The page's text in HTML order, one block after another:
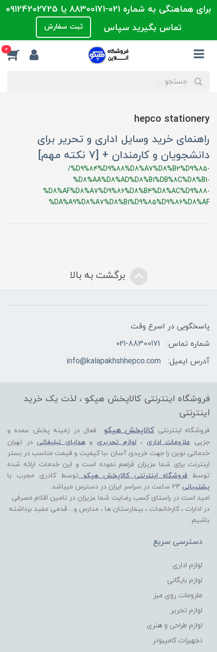
برای هماهنگی به شماره 021-88300171 یا 09124202725
تماس بگیرید سپاس
ثبت سفارش
0
hepco stationery
راهنمای خرید وسایل اداری و تحریر برای
دانشجویان و کارمندان + [7 نکته مهم]
/%D9%84%D9%88%D8%A7%D8%B2%D9%85-
%D8%AA%D8%AD%D8%B1%DB%8C%D8%B1-
%D8%AF%D8%A7%D9%86%D8%B4%D8%AC%D9%88-
%DA%A9%D8%A7%D8%B1%D9%85%D9%86%D8%AF
برگشت به بالا
پاسخگویی در اسرع وقت
شماره تماس:
021-88300171
آدرس ایمیل:
info@kalapakhshhepco.com
فروشگاه اینترنتی کالاپخش هپکو ، لذت یک خرید
اینترنتی
فروشگاه اینترنتی کالاپخش هپکو
فعال در زمینه پخش عمده و
جزییملزومات اداری ،لوازم تحریری وهدایای تبلیغاتیدر تهران
خدماتی نوین را جهت خریدی آسان ،با کیفیت و قیمت مناسب در بستر
اینترنت برای شما عزیزان فراهم نموده است و این خدمات ارائه شده
توسط فروشگاه اینترنتی کالاپخش هپکو
توسط کادری مجرب با
پشتیبانی
امید است در راستای کسب رضایت شما عزیزان در تامین اقلام مصرفی
در ادارات ، کارخانجات ، بیمارستان ها ، مدارس و... قدمی مفید برداشته
باشیم.
دسترسی سریع
لوازم اداری
لوازم بایگانی
ملزومات روی میز
لوازم تحریر
لوازم طراحی و هنری
تجهیزات کامپیوتر